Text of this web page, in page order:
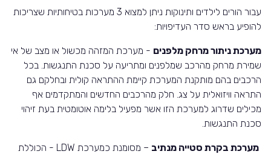
עבור הורים לילדים ותינוקות ניתן למצוא 3 מערכות בטיחותיות שצריכות
להופיע בראש סדר העדיפויות:
מערכת ניתור מרחק מלפנים - מערכת המזהה מכשול או מצב של אי
שמירת מרחק מהרכב שמלפנים ומתריעה על סכנת התנגשות. בכל
הרכבים בהם מותקנת המערכת קיימת ההתראה קולית ובחלקם גם
התראה וויזואלית על צג. חלק מהרכבים החדשים והמתקדמים אף
מכילים שדרוג למערכת הזו אשר מפעיל בלימה אוטומטית בעת זיהוי
סכנת התנגשות.
מערכת בקרת סטייה מנתיב
– מסומנת כמערכת LDW - הכוללת